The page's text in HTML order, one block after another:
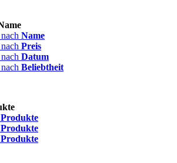
Name
Preis
Datum
Beliebtheit
Produkte